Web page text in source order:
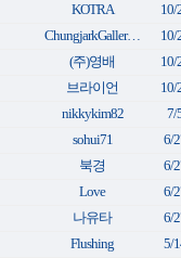
KOTRA
10/
ChungjarkGaller…
10/
(주)영배
10/
브라이언
10/
nikkykim82
7/
sohui71
6/
북경
6/
Love
6/
나유타
6/
Flushing
5/